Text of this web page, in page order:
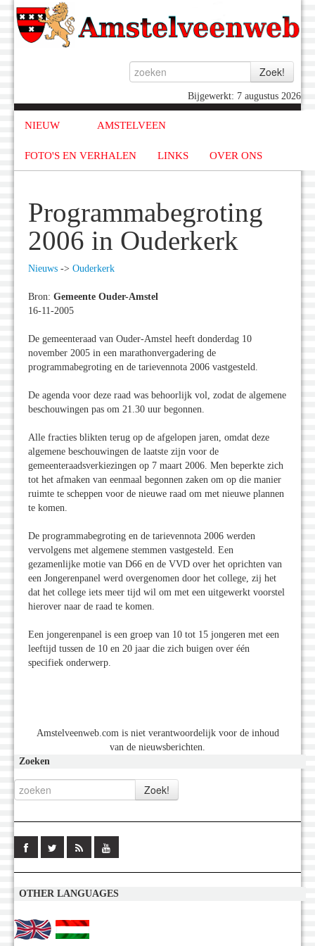
Bijgewerkt: 7 augustus 2026
NIEUW AMSTELVEEN
FOTO'S EN VERHALEN LINKS OVER ONS
Programmabegroting
2006 in Ouderkerk
Nieuws -> Ouderkerk
Bron: Gemeente Ouder-Amstel
16-11-2005
De gemeenteraad van Ouder-Amstel heeft donderdag 10
november 2005 in een marathonvergadering de
programmabegroting en de tarievennota 2006 vastgesteld.
De agenda voor deze raad was behoorlijk vol, zodat de algemene
beschouwingen pas om 21.30 uur begonnen.
Alle fracties blikten terug op de afgelopen jaren, omdat deze
algemene beschouwingen de laatste zijn voor de
gemeenteraadsverkiezingen op 7 maart 2006. Men beperkte zich
tot het afmaken van eenmaal begonnen zaken om op die manier
ruimte te scheppen voor de nieuwe raad om met nieuwe plannen
te komen.
De programmabegroting en de tarievennota 2006 werden
vervolgens met algemene stemmen vastgesteld. Een
gezamenlijke motie van D66 en de VVD over het oprichten van
een Jongerenpanel werd overgenomen door het college, zij het
dat het college iets meer tijd wil om met een uitgewerkt voorstel
hierover naar de raad te komen.
Een jongerenpanel is een groep van 10 tot 15 jongeren met een
leeftijd tussen de 10 en 20 jaar die zich buigen over één
specifiek onderwerp.
Amstelveenweb.com is niet verantwoordelijk voor de inhoud
van de nieuwsberichten.
Zoeken
OTHER LANGUAGES